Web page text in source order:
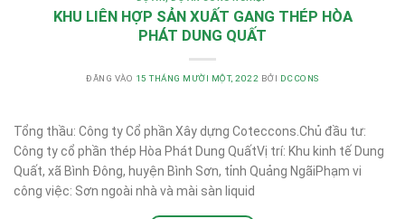
KHU LIÊN HỢP SẢN XUẤT GANG THÉP HÒA
PHÁT DUNG QUẤT
ĐĂNG VÀO 15 THÁNG MƯỜI MỘT, 2022 BỞI DCCONS
Tổng thầu: Công ty Cổ phần Xây dựng Coteccons.Chủ đầu tư:
Công ty cổ phần thép Hòa Phát Dung QuấtVị trí: Khu kinh tế Dung
Quất, xã Bình Đông, huyện Bình Sơn, tỉnh Quảng NgãiPhạm vi
công việc: Sơn ngoài nhà và mài sàn liquid